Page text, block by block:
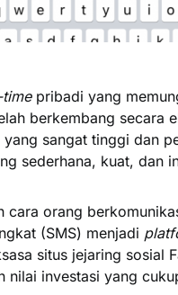
pribadi yang
berkembang secara
sangat tinggi dan
sederhana, kuat, dan
cara orang
(SMS) menjadi
situs jejaring sosial
nilai investasi yang